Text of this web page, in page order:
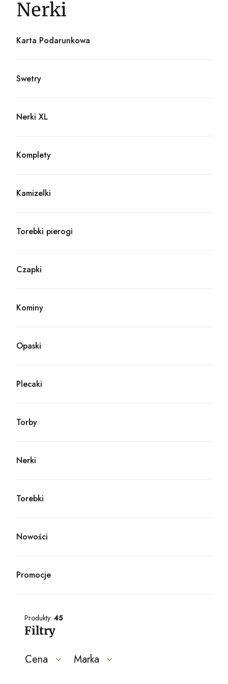
Nerki
Kategoria - Karta Podarunkowa
Karta Podarunkowa
Kategoria - Swetry
Swetry
Kategoria - Nerki XL
Nerki XL
Kategoria - Komplety
Komplety
Kategoria - Kamizelki
Kamizelki
Kategoria - Torebki pierogi
Torebki pierogi
Kategoria - Czapki
Czapki
Kategoria - Kominy
Kominy
Kategoria - Opaski
Opaski
Kategoria - Plecaki
Plecaki
Kategoria - Torby
Torby
Kategoria - Nerki
Nerki
Kategoria - Torebki
Torebki
Nowości
Promocje
Produkty: 45
Filtry
Cena Marka